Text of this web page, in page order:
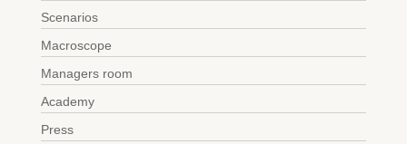
Scenarios
Macroscope
Managers room
Academy
Press